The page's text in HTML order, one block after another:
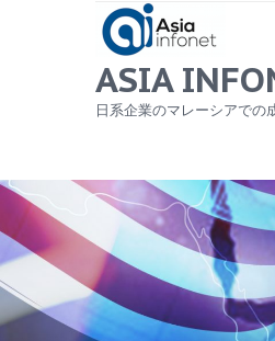
ASIA
日系企業のマレーシアでの